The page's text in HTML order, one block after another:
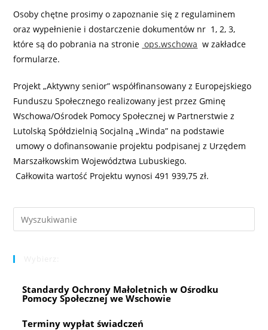
Osoby chętne prosimy o zapoznanie się z regulaminem
oraz wypełnienie i dostarczenie dokumentów nr 1, 2, 3,
które są do pobrania na stronie ops.wschowa w zakładce
formularze.
Projekt „Aktywny senior” współfinansowany z Europejskiego
Funduszu Społecznego realizowany jest przez Gminę
Wschowa/Ośrodek Pomocy Społecznej w Partnerstwie z
Lutolską Spółdzielnią Socjalną „Winda” na podstawie
umowy o dofinansowanie projektu podpisanej z Urzędem
Marszałkowskim Województwa Lubuskiego.
Całkowita wartość Projektu wynosi 491 939,75 zł.
Standardy Ochrony Małoletnich w Ośrodku
Pomocy Społecznej we Wschowie
Terminy wypłat świadczeń